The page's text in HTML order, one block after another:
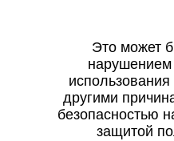
Это может
другими
безопасностью
защитой